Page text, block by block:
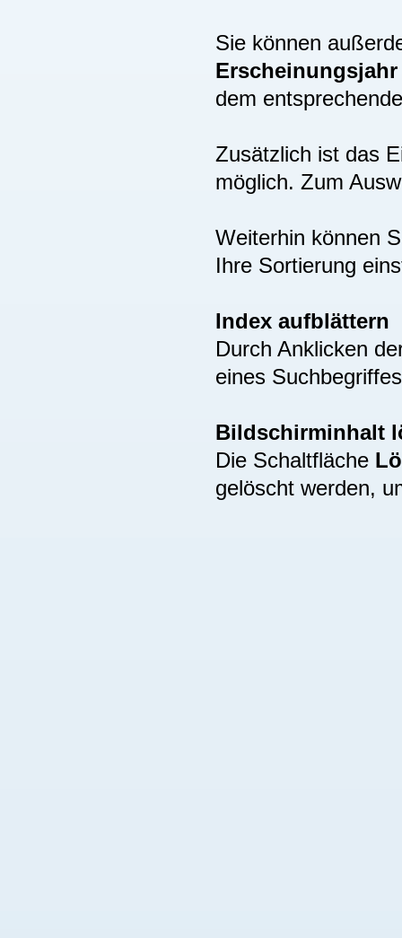
Sie können
dem
Zusätzlich ist das
möglich. Zum
Weiterhin können
Ihre Sortierung
Index aufblättern
Durch Anklicken
eines
Bildschirminhalt
Die Schaltfläche
gelöscht werden,